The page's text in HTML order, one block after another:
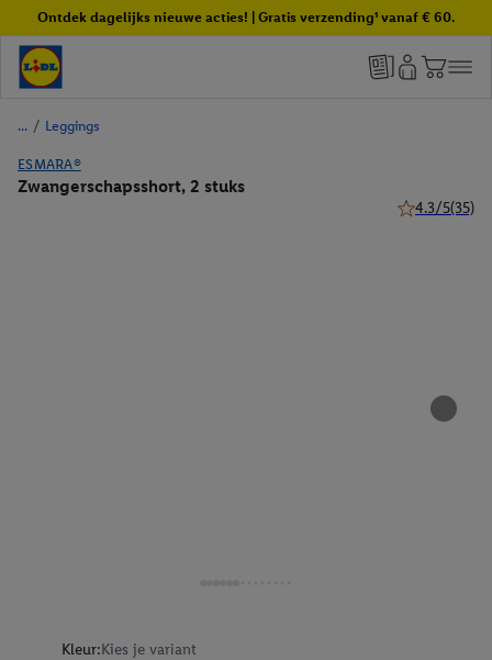
Ontdek dagelijks nieuwe acties! | Gratis verzending¹ vanaf € 60.
/ Leggings
ESMARA®
Zwangerschapsshort, 2 stuks
4.3/5(35)
Kleur:Kies je variant